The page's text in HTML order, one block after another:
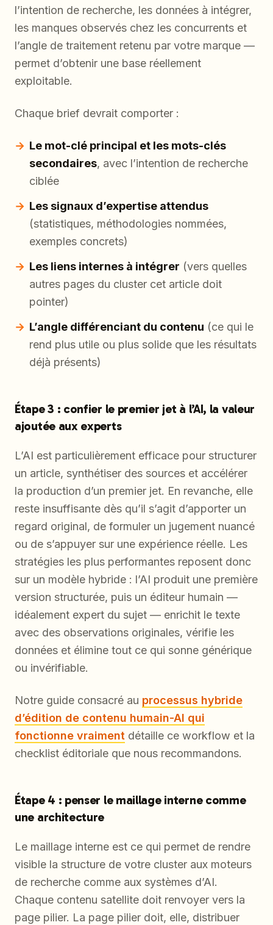
l’intention de recherche, les données à intégrer,
les manques observés chez les concurrents et
l’angle de traitement retenu par votre marque —
permet d’obtenir une base réellement
exploitable.
Chaque brief devrait comporter :
Le mot-clé principal et les mots-clés
secondaires, avec l’intention de recherche
ciblée
Les signaux d’expertise attendus
(statistiques, méthodologies nommées,
exemples concrets)
Les liens internes à intégrer (vers quelles
autres pages du cluster cet article doit
pointer)
L’angle différenciant du contenu (ce qui le
rend plus utile ou plus solide que les résultats
déjà présents)
Étape 3 : confier le premier jet à l’AI, la valeur
ajoutée aux experts
L’AI est particulièrement efficace pour structurer
un article, synthétiser des sources et accélérer
la production d’un premier jet. En revanche, elle
reste insuffisante dès qu’il s’agit d’apporter un
regard original, de formuler un jugement nuancé
ou de s’appuyer sur une expérience réelle. Les
stratégies les plus performantes reposent donc
sur un modèle hybride : l’AI produit une première
version structurée, puis un éditeur humain —
idéalement expert du sujet — enrichit le texte
avec des observations originales, vérifie les
données et élimine tout ce qui sonne générique
ou invérifiable.
Notre guide consacré au processus hybride
d’édition de contenu humain-AI qui
fonctionne vraiment détaille ce workflow et la
checklist éditoriale que nous recommandons.
Étape 4 : penser le maillage interne comme
une architecture
Le maillage interne est ce qui permet de rendre
visible la structure de votre cluster aux moteurs
de recherche comme aux systèmes d’AI.
Chaque contenu satellite doit renvoyer vers la
page pilier. La page pilier doit, elle, distribuer